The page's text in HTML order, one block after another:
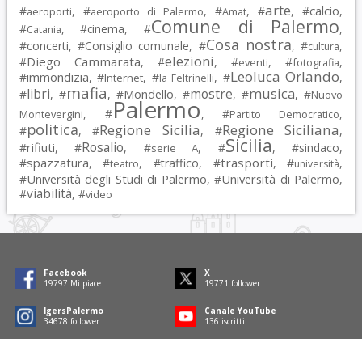
#aeroporti, #aeroporto di Palermo, #Amat, #arte, #calcio,
#Catania, #cinema, #Comune di Palermo,
#concerti, #Consiglio comunale, #Cosa nostra, #cultura,
#Diego Cammarata, #elezioni, #eventi, #fotografia,
#immondizia, #Internet, #la Feltrinelli, #Leoluca Orlando,
#libri, #mafia, #Mondello, #mostre, #musica, #Nuovo
Montevergini, #Palermo, #Partito Democratico,
#politica, #Regione Sicilia, #Regione Siciliana,
#rifiuti, #Rosalio, #serie A, #Sicilia, #sindaco,
#spazzatura, #teatro, #traffico, #trasporti, #università,
#Università degli Studi di Palermo, #Università di Palermo,
#viabilità, #video
Facebook
19797 Mi piace
X
19771 follower
IgersPalermo
34678 follower
Canale YouTube
136 iscritti